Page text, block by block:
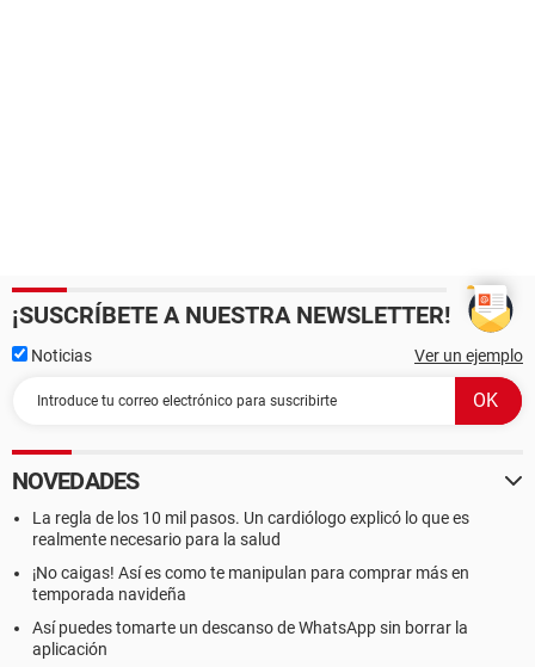
¡SUSCRÍBETE A NUESTRA NEWSLETTER!
Noticias Ver un ejemplo
NOVEDADES
La regla de los 10 mil pasos. Un cardiólogo explicó lo que es
realmente necesario para la salud
¡No caigas! Así es como te manipulan para comprar más en
temporada navideña
Así puedes tomarte un descanso de WhatsApp sin borrar la
aplicación